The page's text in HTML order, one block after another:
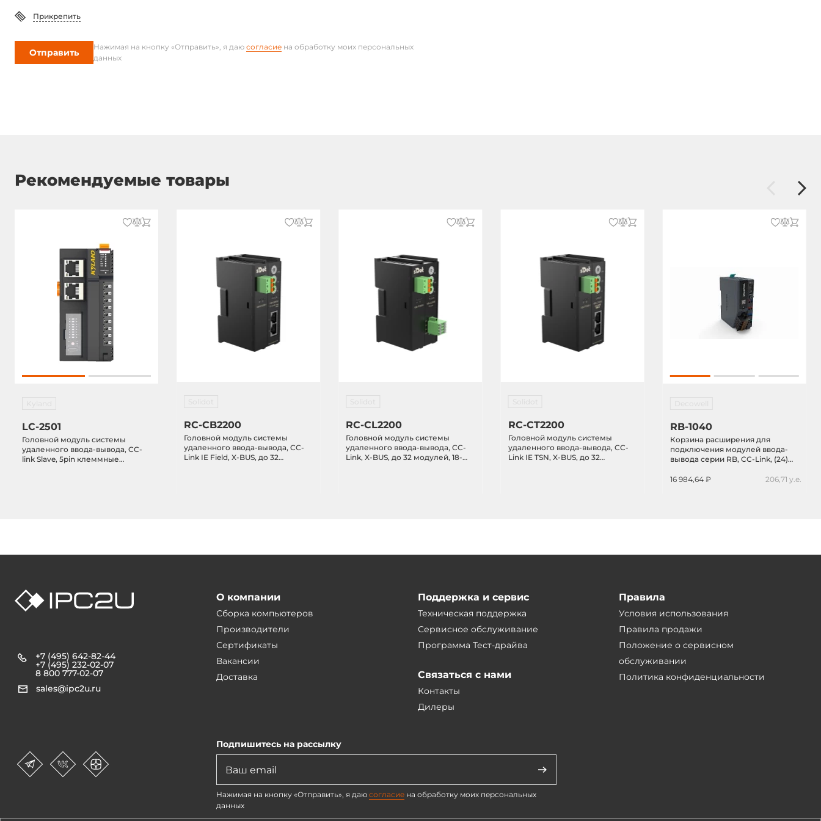
Прикрепить
Отправить Нажимая на кнопку «Отправить», я даю согласие на обработку моих персональных
данных
Рекомендуемые товары
LC-2501
Головной модуль системы
удаленного ввода-вывода, CC-
link Slave, 5pin клеммные
RC-CB2200
Головной модуль системы
удаленного ввода-вывода, CC-
Link IE Field, X-BUS, до 32
RC-CL2200
Головной модуль системы
удаленного ввода-вывода, CC-
Link, X-BUS, до 32 модулей, 18-
RC-CT2200
Головной модуль системы
удаленного ввода-вывода, CC-
Link IE TSN, X-BUS, до 32
RB-1040
Корзина расширения для
подключения модулей ввода-
вывода серии RB, CC-Link, (24)
16 984,64 ₽
206,71 у.е.
+7 (495) 642-82-44
+7 (495) 232-02-07
8 800 777-02-07
sales@ipc2u.ru
О компании
Сборка компьютеров
Производители
Сертификаты
Вакансии
Доставка
Поддержка и сервис
Техническая поддержка
Сервисное обслуживание
Программа Тест-драйва
Связаться с нами
Контакты
Дилеры
Правила
Условия использования
Правила продажи
Положение о сервисном
обслуживании
Политика конфиденциальности
Подпишитесь на рассылку
Нажимая на кнопку «Отправить», я даю согласие на обработку моих персональных
данных